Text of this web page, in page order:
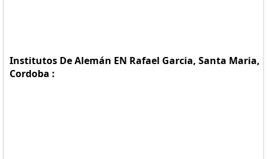
Institutos De Alemán EN Rafael Garcia, Santa Maria,
Cordoba :